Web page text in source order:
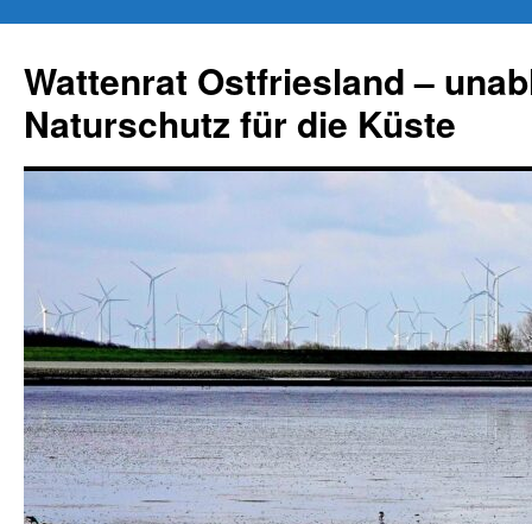
springen
Wattenrat Ostfriesland –
Naturschutz für die Küste